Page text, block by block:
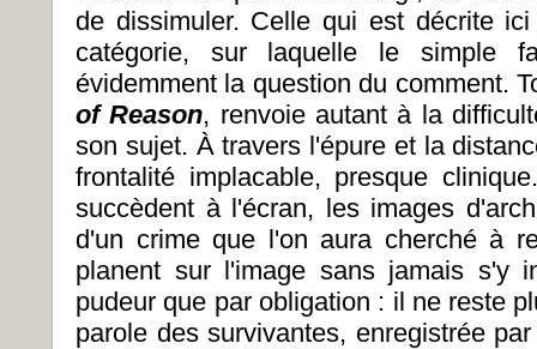
de dissimuler. Celle qui est décrite
catégorie, sur laquelle le simple
évidemment la question du comment.
of Reason, renvoie autant à la
son sujet. À travers l'épure et la
frontalité implacable, presque
succèdent à l'écran, les images
d'un crime que l'on aura cherché à
planent sur l'image sans jamais s'y
pudeur que par obligation : il ne reste
parole des survivantes, enregistrée